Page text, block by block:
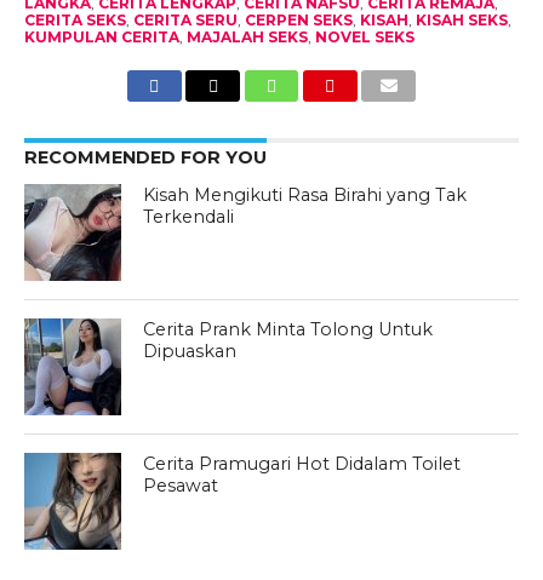
CERITA SEKS, CERITA SERU, CERPEN SEKS, KISAH, KISAH SEKS,
KUMPULAN CERITA, MAJALAH SEKS, NOVEL SEKS
RECOMMENDED FOR YOU
Kisah Mengikuti Rasa Birahi yang Tak
Terkendali
Cerita Prank Minta Tolong Untuk
Dipuaskan
Cerita Pramugari Hot Didalam Toilet
Pesawat